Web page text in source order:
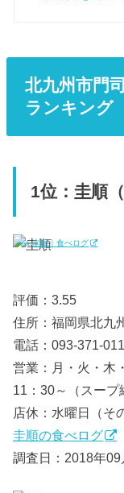
北九州市門
ランキング
1位：圭順
via.圭順｜食べログ
評価：3.55
住所：福岡県北九
電話：093-371-
営業：月・火・
11：30～（スープ
店休：水曜日（そ
圭順の食べログ
調査日：2018年09